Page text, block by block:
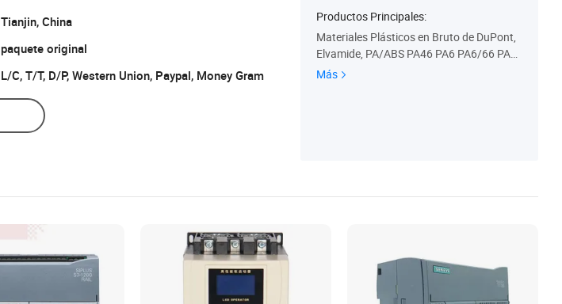
Tianjin, China
paquete original
L/C, T/T, D/P, Western Union, Paypal, Money Gram
Productos Principales:
Materiales Plásticos en Bruto de DuPont,
Elvamide, PA/ABS PA46 PA6 PA6/66 PA6
12 PA66 PBT PC PC/ABS, CPE Poe SBR S
Más